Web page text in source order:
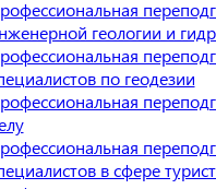
геологии и
по геодезии
в сфере